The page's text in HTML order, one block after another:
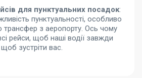
для пунктуальних посадок:
пунктуальності, особливо
трансфер з аеропорту. Ось чому
рейси, щоб наші водії завжди
зустріти вас.